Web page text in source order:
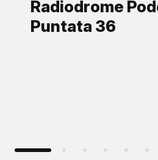
Radiodrome
Puntata 36